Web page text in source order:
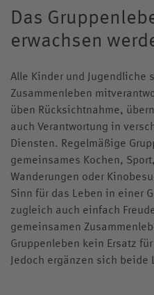
Das
erwachsen
Alle Kinder und Jugendliche
Zusammenleben
üben Rücksichtnahme,
auch Verantwortung in
Diensten. Regelmäßige
gemeinsames Kochen,
Wanderungen oder
Sinn für das Leben in einer
zugleich auch einfach
gemeinsamen
Gruppenleben kein Ersatz
Jedoch ergänzen sich